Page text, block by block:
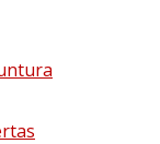
de origen
2020